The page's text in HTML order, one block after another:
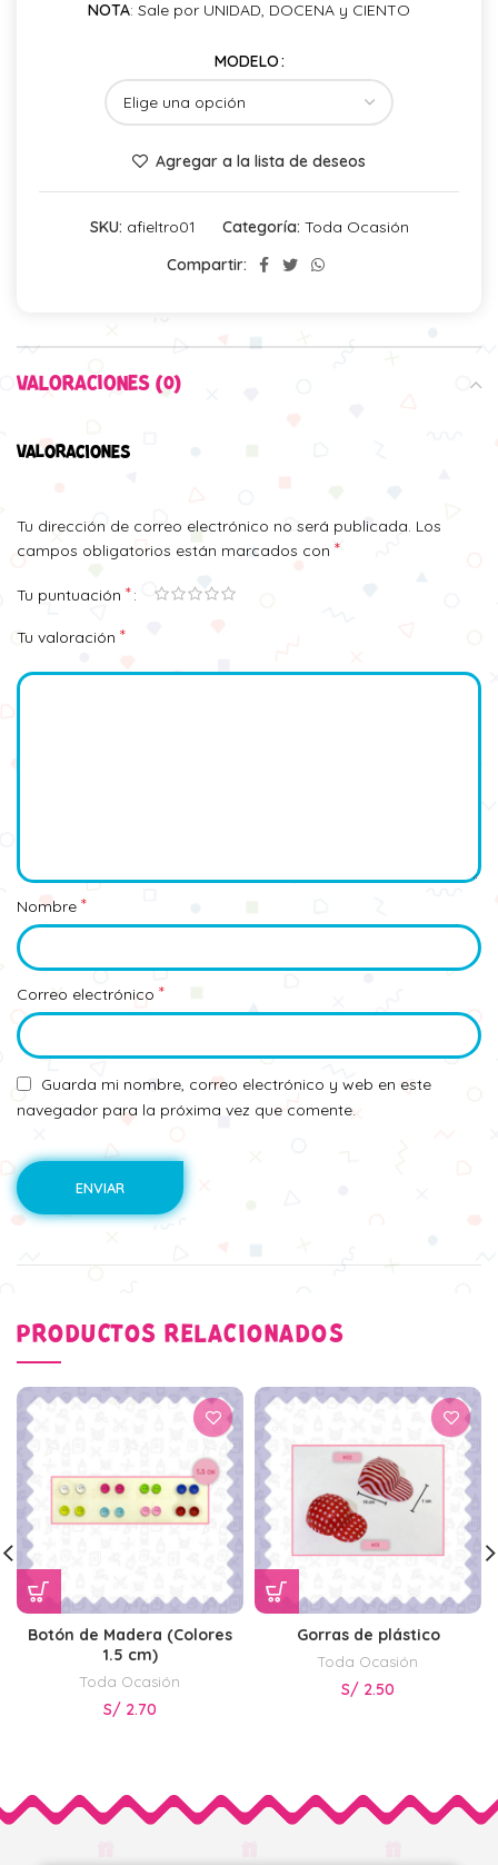
NOTA: Sale por UNIDAD, DOCENA y CIENTO
MODELO
Agregar a la lista de deseos
SKU: afieltro01 Categoría: Toda Ocasión
Compartir:
VALORACIONES (0)
VALORACIONES
Tu dirección de correo electrónico no será publicada. Los
campos obligatorios están marcados con *
Tu puntuación *
Tu valoración *
Nombre *
Correo electrónico *
Guarda mi nombre, correo electrónico y web en este
navegador para la próxima vez que comente.
PRODUCTOS RELACIONADOS
Botón de Madera (Colores
1.5 cm)
Toda Ocasión
S/ 2.70
Gorras de plástico
Toda Ocasión
S/ 2.50